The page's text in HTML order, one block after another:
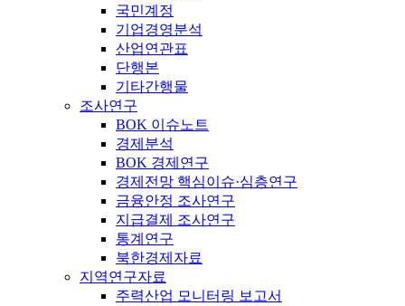
국민계정
기업경영분석
산업연관표
단행본
기타간행물
조사연구
BOK 이슈노트
경제분석
BOK 경제연구
경제전망 핵심이슈·심층연구
금융안정 조사연구
지급결제 조사연구
통계연구
북한경제자료
지역연구자료
주력산업 모니터링 보고서